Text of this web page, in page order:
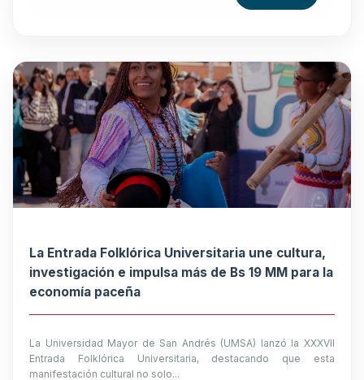
La Entrada Folklórica Universitaria une cultura,
investigación e impulsa más de Bs 19 MM para la
economía paceña
La Universidad Mayor de San Andrés (UMSA) lanzó la XXXVII
Entrada Folklórica Universitaria, destacando que esta
manifestación cultural no solo...